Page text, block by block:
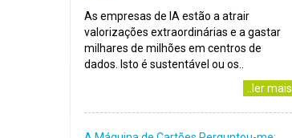
As empresas de IA estão a atrair
valorizações extraordinárias e a gastar
milhares de milhões em centros de
dados. Isto é sustentável ou os..
..ler mais